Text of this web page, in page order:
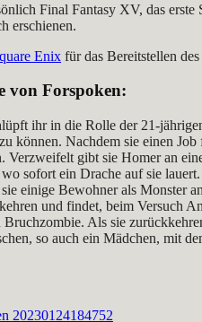
Final Fantasy XV, das
erschienen.
Enix für das Bereitstellen
von Forspoken:
ihr in die Rolle der 21-
können. Nachdem sie einen
Verzweifelt gibt sie Homer an
sofort ein Drache auf sie
einige Bewohner als Monster
und findet, beim Versuch
Als sie
so auch ein Mädchen, mit